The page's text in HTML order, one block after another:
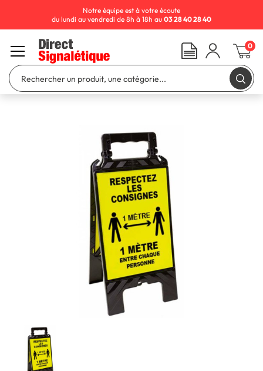
Notre équipe est à votre écoute
du lundi au vendredi de 8h à 18h au 03 28 40 28 40
0